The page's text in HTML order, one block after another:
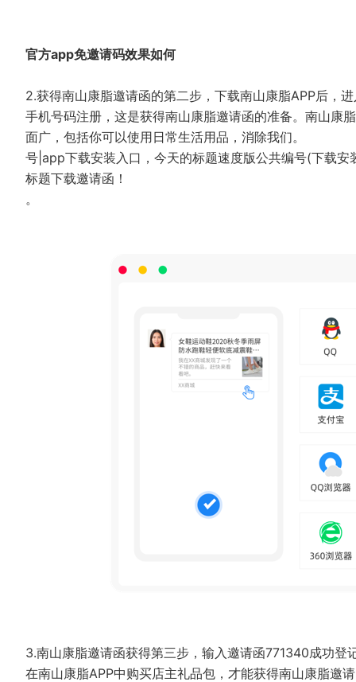
官方app免邀请码效果如何
2.获得南山康脂邀请函的第二步，下载南山康脂APP后，
手机号码注册，这是获得南山康脂邀请函的准备。南山康
面广，包括你可以使用日常生活用品，消除我们。
号|app下载安装入口，今天的标题速度版公共编号(下载
标题下载邀请函！
。
3.南山康脂邀请函获得第三步，输入邀请函771340成功
在南山康脂APP中购买店主礼品包，才能获得南山康脂邀